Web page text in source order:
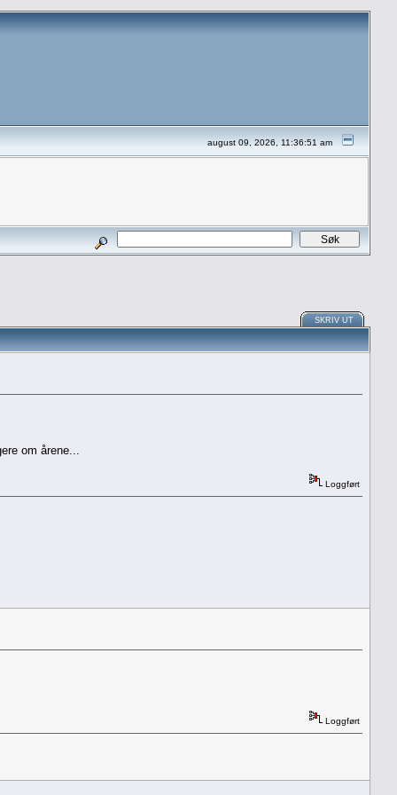
august 09, 2026, 11:36:51 am
SKRIV UT
om årene...
Loggført
Loggført